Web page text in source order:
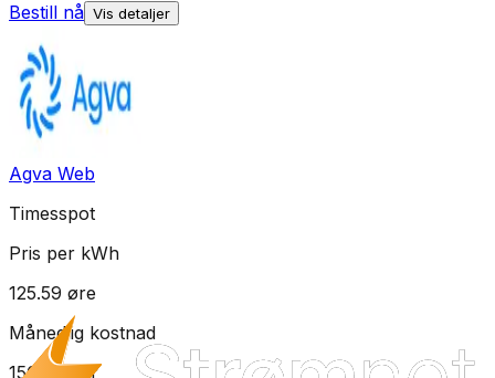
Bestill nå Vis detaljer
Agva Web
Timesspot
Pris per kWh
125.59 øre
Månedlig kostnad
1569.89kr